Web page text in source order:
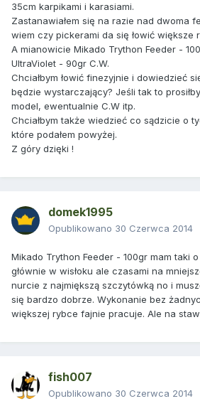
35cm karpikami i karasiami.
Zastanawiałem się na razie nad dwoma
wiem czy pickerami da się łowić większe
A mianowicie Mikado Trython Feeder -
UltraViolet - 90gr C.W.
Chciałbym łowić finezyjnie i dowiedzieć
będzie wystarczający? Jeśli tak to
model, ewentualnie C.W itp.
Chciałbym także wiedzieć co sądzicie o
które podałem powyżej.
Z góry dzięki !
domek1995
Opublikowano 30 Czerwca 2014
Mikado Trython Feeder - 100gr mam taki o
głównie w wisłoku ale czasami na
nurcie z najmiększą szczytówką no i
się bardzo dobrze. Wykonanie bez
większej rybce fajnie pracuje. Ale na
fish007
Opublikowano 30 Czerwca 2014